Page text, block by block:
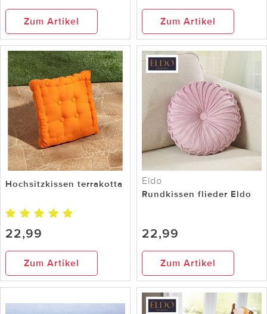
Zum Artikel Zum Artikel
Hochsitzkissen terrakotta
22,99
Zum Artikel
Eldo
Rundkissen flieder Eldo
22,99
Zum Artikel